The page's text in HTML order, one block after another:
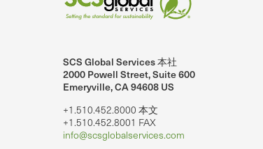
SCS Global Services 本社
2000 Powell Street, Suite 600
Emeryville, CA 94608 US
+1.510.452.8000 本文
+1.510.452.8001 FAX
info@scsglobalservices.com